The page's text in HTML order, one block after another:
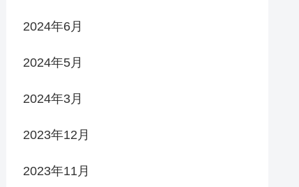
2024年6月
2024年5月
2024年3月
2023年12月
2023年11月